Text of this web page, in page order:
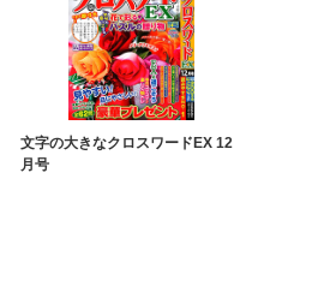
文字の大きなクロスワードEX 12
月号